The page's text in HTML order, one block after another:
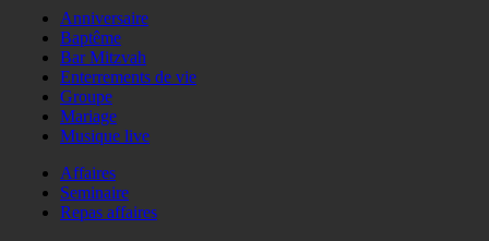
Anniversaire
Baptême
Bar Mitzvah
Enterrements de vie
Groupe
Mariage
Musique live
Affaires
Seminaire
Repas affaires